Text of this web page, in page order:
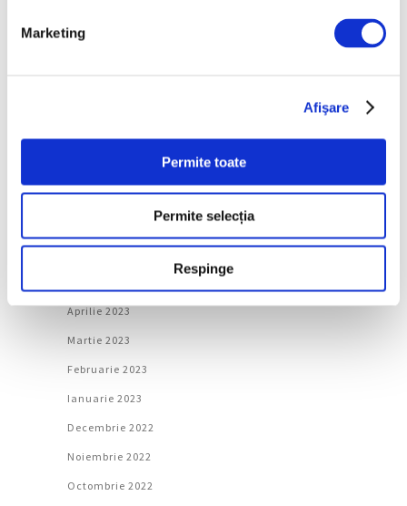
Marketing
Afişare
Permite toate
Permite selecția
Respinge
Octombrie 2023
August 2023
Aprilie 2023
Martie 2023
Februarie 2023
Ianuarie 2023
Decembrie 2022
Noiembrie 2022
Octombrie 2022